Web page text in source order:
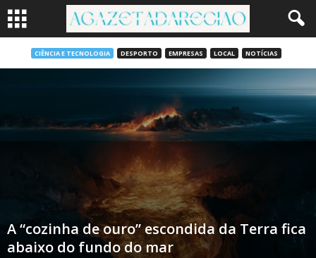
CIÊNCIA E TECNOLOGIA DESPORTO EMPRESAS LOCAL NOTÍCIAS
A “cozinha de ouro” escondida da Terra fica
abaixo do fundo do mar